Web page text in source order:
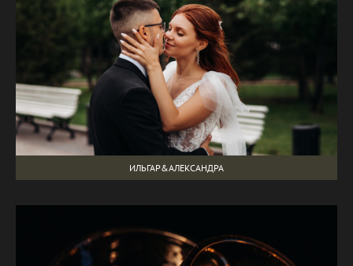
ИЛЬГАР&АЛЕКСАНДРА